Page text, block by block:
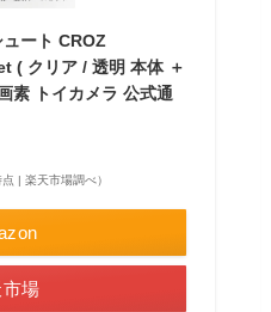
ート CROZ
( クリア / 透明 本体 ＋
素 トイカメラ 公式通
| 楽天市場調べ）
場